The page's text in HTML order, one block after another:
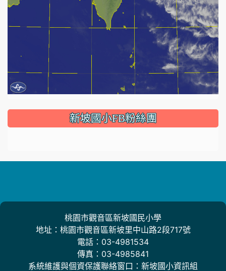
::: 新坡國小FB粉絲團
桃園市觀音區新坡國民小學
地址：桃園市觀音區新坡里中山路2段717號
電話：03-4981534
傳真：03-4985841
系統維護與個資保護聯絡窗口：新坡國小資訊組